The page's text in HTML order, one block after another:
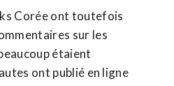
Corée ont toutefois
sur les
étaient
ont publié en ligne